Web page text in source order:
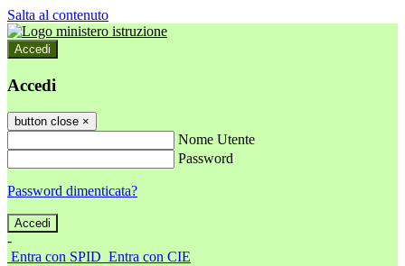
Salta al contenuto
Accedi
Accedi
button close ×
Nome Utente
Password
Password dimenticata?
-
Entra con SPID Entra con CIE